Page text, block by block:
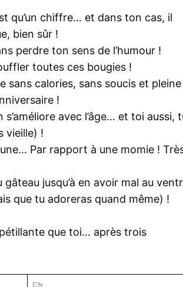
qu’un chiffre… et dans ton cas, il
bien sûr !
perdre ton sens de l’humour !
toutes ces bougies !
sans calories, sans soucis et pleine
!
avec l’âge… et toi aussi,
vieille) !
Par rapport à une momie !
jusqu’à en avoir mal au
que tu adoreras quand même) !
que toi… après trois